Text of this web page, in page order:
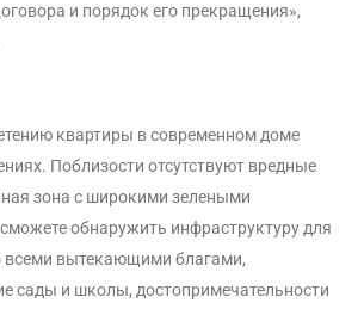
и порядок его прекращения»,
квартиры в современном доме
Поблизости отсутствуют вредные
зона с широкими зелеными
обнаружить инфраструктуру для
всеми вытекающими благами,
сады и школы, достопримечательности